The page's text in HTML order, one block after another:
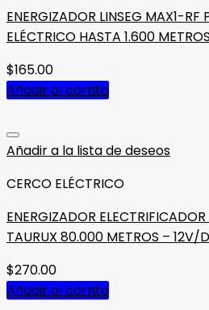
ENERGIZADOR LINSEG MAX1-RF
ELÉCTRICO HASTA 1.600 METROS
$165.00
Añadir al carrito
Añadir a la lista de deseos
CERCO ELÉCTRICO
ENERGIZADOR
TAURUX 80.000 METROS – 12V/
$270.00
Añadir al carrito